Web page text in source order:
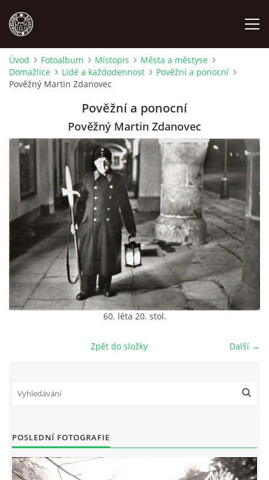
MÍSTOPIS
OSOBNOSTI
OSTATNÍ
ODKAZY
O NÁS
DŮL NA SLÍDU (NA KOLE)
města Domažlice.
Úvod Fotoalbum Místopis
Města a městyse
Domažlice
Lidé a každodennost
Pověžní a ponocní
Pověžný Martin Zdanovec
Pověžní a ponocní
Pověžný Martin Zdanovec
60. léta 20. stol.
Další →
Zpět do složky
POSLEDNÍ FOTOGRAFIE